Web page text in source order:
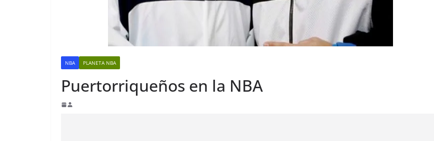
NBA PLANETA NBA
Puertorriqueños en la NBA